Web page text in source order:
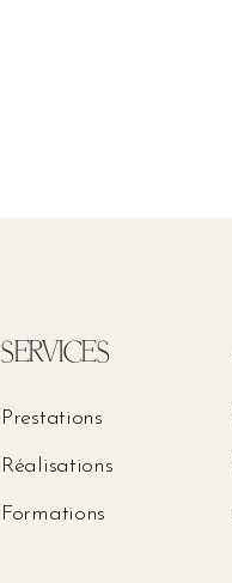
SERVICES
Prestations
Réalisations
Formations